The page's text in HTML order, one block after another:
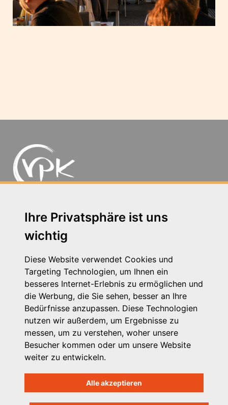
Ihre Privatsphäre ist uns
wichtig
Diese Website verwendet Cookies und
Targeting Technologien, um Ihnen ein
besseres Internet-Erlebnis zu ermöglichen und
die Werbung, die Sie sehen, besser an Ihre
Bedürfnisse anzupassen. Diese Technologien
nutzen wir außerdem, um Ergebnisse zu
messen, um zu verstehen, woher unsere
Besucher kommen oder um unsere Website
weiter zu entwickeln.
Alle akzeptieren
Michaelkirchstr. 17/18 - 10179 Berlin
Telefon: 030 – 58 58 17 16 01
E-Mail: info@vpk.de
Presse
Kontakt
Impressum
Datenschutzhinweis
Login